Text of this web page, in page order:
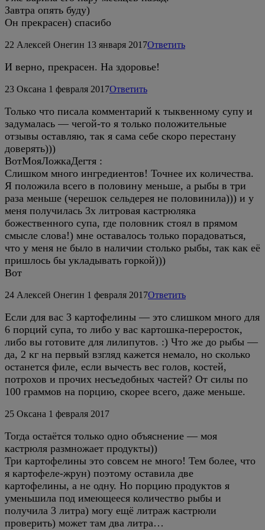
Завтра опять буду)
Он прекрасен) спасибо
22 Алексей Онегин 13 января 2017Ответить
И верно, прекрасен. На здоровье!
23 Оксана 1 февраля 2017Ответить
Только что писала комментарий к тыквенному супу и
задумалась — чегой-то я только положительные
отзывы оставляю, так я сама себе скоро перестану
доверять)))
ВотМояЛожкаДегтя :
Слишком много ингредиентов! Точнее их количества.
Я положила всего в половину меньше, а рыбы в три
раза меньше (черешок сельдерея не половинила))) и у
меня получилась 3х литровая кастрюляка
божественного супа, где половник стоял в прямом
смысле слова!) мне оставалось только порадоваться,
что у меня не было в наличии столько рыбы, так как её
пришлось бы укладывать горкой)))
Вот
24 Алексей Онегин 1 февраля 2017Ответить
Если для вас 3 картофелины — это слишком много для
6 порций супа, то либо у вас картошка-переросток,
либо вы готовите для лилипутов. :) Что же до рыбы —
да, 2 кг на первый взгляд кажется немало, но сколько
останется филе, если вычесть вес голов, костей,
потрохов и прочих несъедобных частей? От силы по
100 граммов на порцию, скорее всего, даже меньше.
25 Оксана 1 февраля 2017
Тогда остаётся только одно объяснение — моя
кастрюля размножает продукты))
Три картофелины это совсем не много! Тем более, что
я картофеле-жрун) поэтому оставила две
картофелины, а не одну. Но порцию продуктов я
уменьшила под имеющееся количество рыбы и
получила 3 литра) могу ещё литраж кастрюли
проверить) может там два литра…